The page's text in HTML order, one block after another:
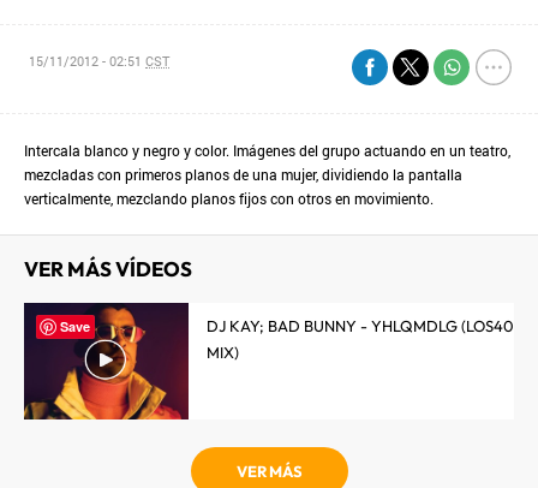
15/11/2012 - 02:51CST
Intercala blanco y negro y color. Imágenes del grupo actuando en un teatro,
mezcladas con primeros planos de una mujer, dividiendo la pantalla
verticalmente, mezclando planos fijos con otros en movimiento.
VER MÁS VÍDEOS
DJ KAY; BAD BUNNY - YHLQMDLG (LOS40
MIX)
VER MÁS
Save